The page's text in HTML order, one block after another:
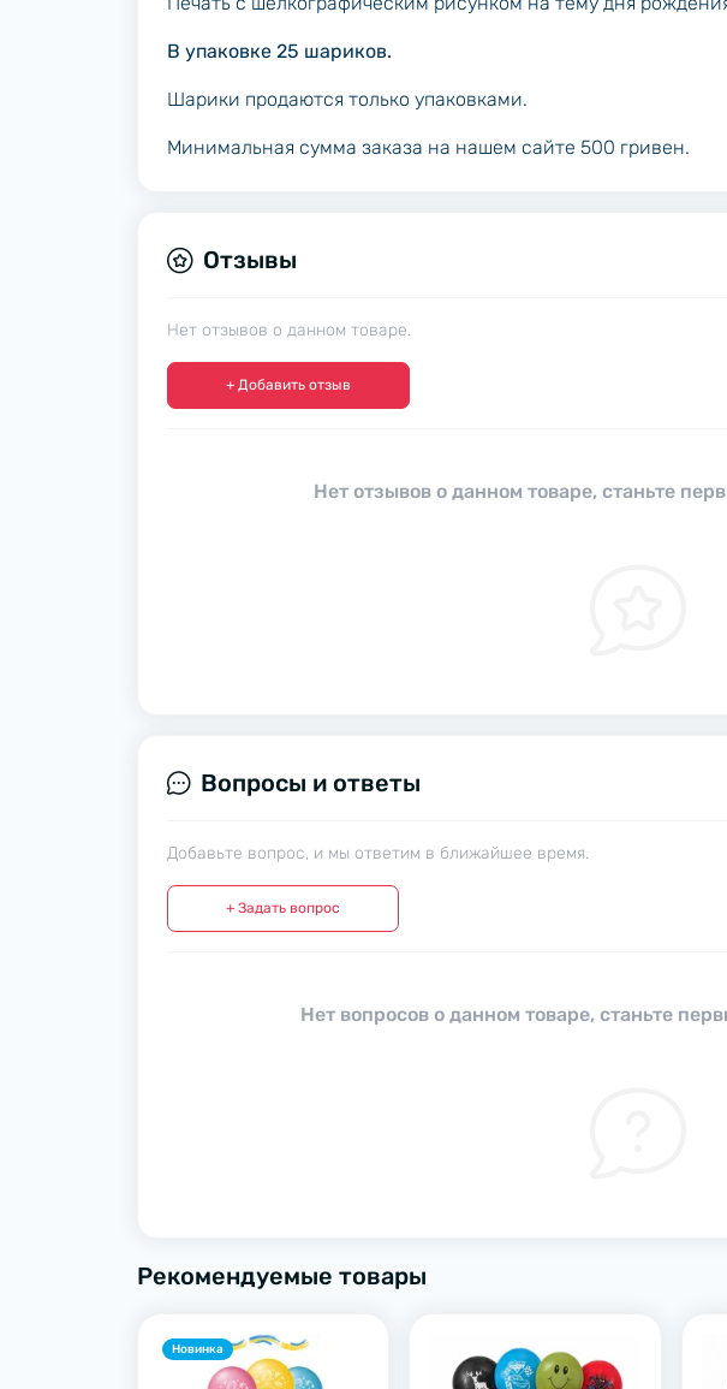
В упаковке 25 шариков.
Шарики продаются только упаковками.
Минимальная сумма заказа на нашем сайте 500 гривен.
Отзывы
Нет отзывов о данном товаре.
+ Добавить отзыв
Нет отзывов о данном товаре, станьте
Вопросы и ответы
Добавьте вопрос, и мы ответим в ближайшее время.
+ Задать вопрос
Нет вопросов о данном товаре, станьте
Рекомендуемые товары
Новинка